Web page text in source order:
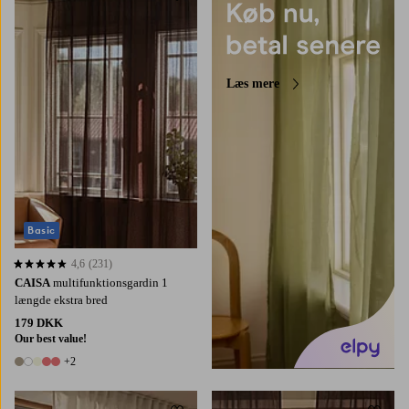
CAISA multifunktionsgardin 1
længde ekstra bred
179 DKK
Our best value!
7 farver
+2
4,6 baseret på 231 bedømmelser
4,6 (231)
Basic
220 250
Læs mere